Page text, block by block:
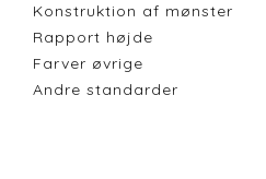
Konstruktion af mønster
Rapport højde
Farver øvrige
Andre standarder